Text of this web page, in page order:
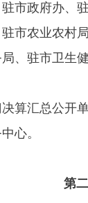
市政府办、
市农业农村
、驻市卫生
算汇总公
心。
第